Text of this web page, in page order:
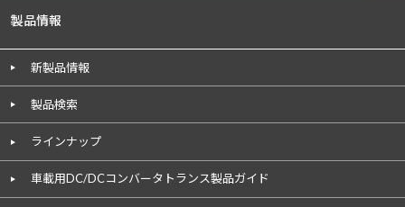
製品情報
新製品情報
製品検索
ラインナップ
車載用DC/DCコンバータトランス製品ガイド